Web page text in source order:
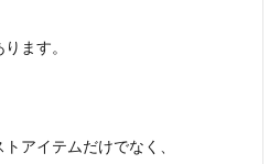
ます。
アイテムだけでなく、